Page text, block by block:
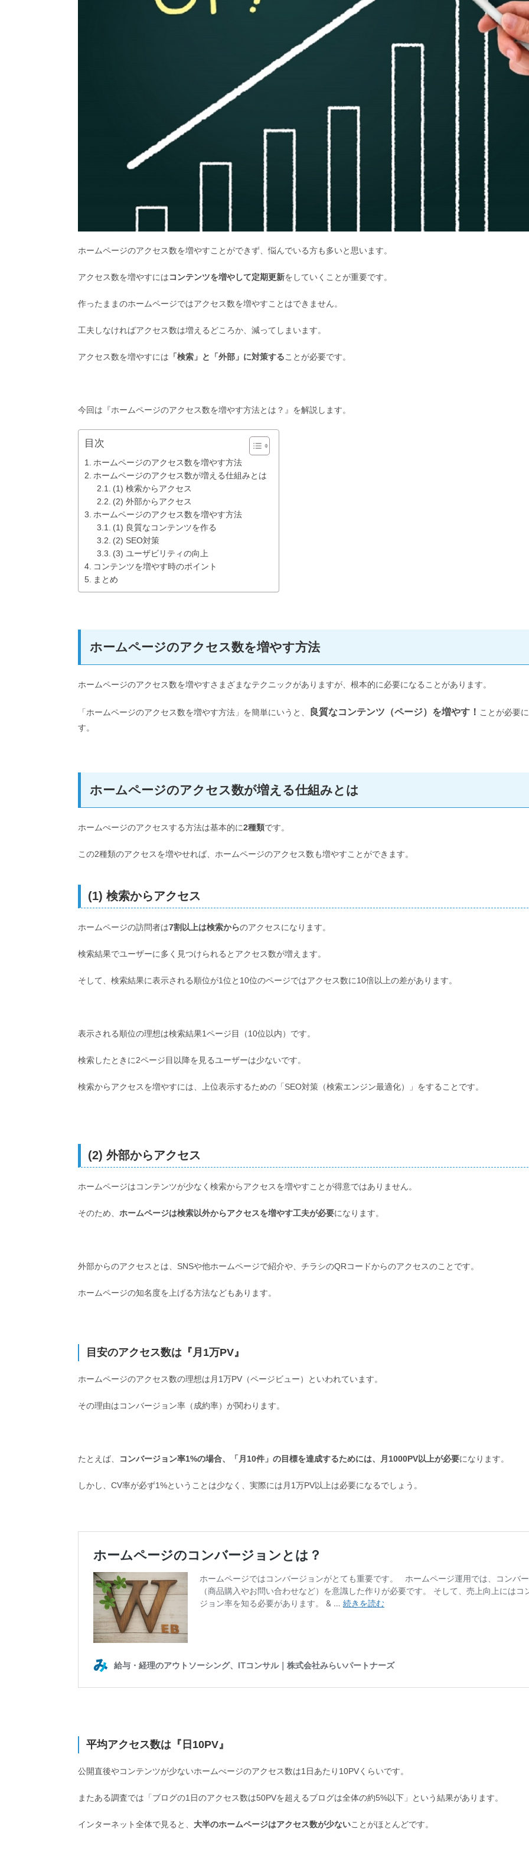
ホームページのアクセス数を増やすことができず、悩んでいる方も多いと思います。
アクセス数を増やすにはコンテンツを増やして定期更新をしていくことが重要です。
作ったままのホームページではアクセス数を増やすことはできません。
工夫しなければアクセス数は増えるどころか、減ってしまいます。
アクセス数を増やすには 「検索」と「外部」に対策することが必要です。
今回は『ホームページのアクセス数を増やす方法とは？』を解説します。
目次
ホームページのアクセス数を増やす方法
ホームページのアクセス数が増える仕組みとは
(1) 検索からアクセス
(2) 外部からアクセス
ホームページのアクセス数を増やす方法
(1) 良質なコンテンツを作る
(2) SEO対策
(3) ユーザビリティの向上
コンテンツを増やす時のポイント
まとめ
ホームページのアクセス数を増やす方法
ホームページのアクセス数を増やすさまざまなテクニックがありますが、根本的に必要になることがあります。
「ホームページのアクセス数を増やす方法」を簡単にいうと、 良質なコンテンツ（ページ）を増やす！ ことが必要
す。
ホームページのアクセス数が増える仕組みとは
ホームぺージのアクセスする方法は基本的に2種類です。
この2種類のアクセスを増やせれば、ホームページのアクセス数も増やすことができます。
(1) 検索からアクセス
ホームページの訪問者は7割以上は検索からのアクセスになります。
検索結果でユーザーに多く見つけられるとアクセス数が増えます。
そして、検索結果に表示される順位が1位と10位のページではアクセス数に10倍以上の差があります。
表示される順位の理想は検索結果1ページ目（10位以内）です。
検索したときに2ページ目以降を見るユーザーは少ないです。
検索からアクセスを増やすには、上位表示するための「SEO対策（検索エンジン最適化）」をすることです。
(2) 外部からアクセス
ホームページはコンテンツが少なく検索からアクセスを増やすことが得意ではありません。
そのため、 ホームページは検索以外からアクセスを増やす工夫が必要になります。
外部からのアクセスとは、SNSや他ホームページで紹介や、チラシのQRコードからのアクセスのことです。
ホームページの知名度を上げる方法などもあります。
目安のアクセス数は『月1万PV』
ホームページのアクセス数の理想は月1万PV（ページビュー）といわれています。
その理由はコンバージョン率（成約率）が関わります。
たとえば、 コンバージョン率1%の場合、「 月10件」の目標を達成するためには、月1000PV以上が必要になります。
しかし、CV率が必ず1%ということは少なく、実際には月1万PV以上は必要になるでしょう。
平均アクセス数は『日10PV』
公開直後やコンテンツが少ないホームぺージのアクセス数は1日あたり10PVくらいです。
またある調査では「ブログの1日のアクセス数は50PVを超えるブログは全体の約5%以下」という結果があります。
インターネット全体で見ると、 大半のホームページはアクセス数が少ないことがほとんどです。